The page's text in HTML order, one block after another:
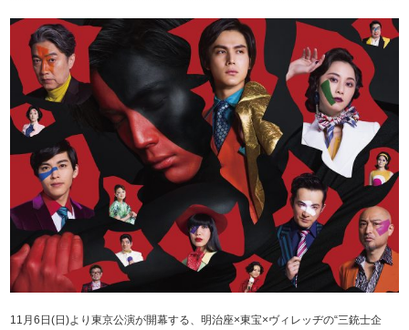
11月6日(日)より東京公演が開幕する、明治座×東宝×ヴィレッヂの“三銃士企